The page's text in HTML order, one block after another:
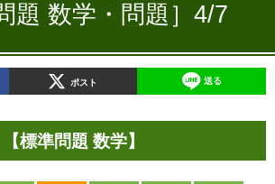
題 数学・問題］4/7
ポスト 送る
【標準問題 数学】